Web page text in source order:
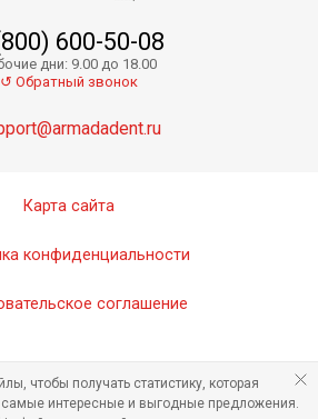
600-50-08
дни: 9.00 до 18.00
↺ Обратный звонок
Карта сайта
конфиденциальности
соглашение
чтобы получать статистику, которая
самые интересные и выгодные предложения.